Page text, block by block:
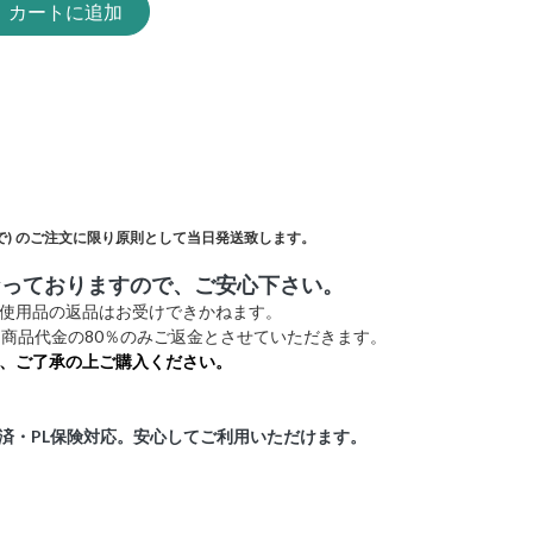
カートに追加
) のご注文に限り原則として当日発送致します。
ておりますので、ご安心下さい。
品の返品はお受けできかねます。
品代金の80％のみご返金とさせていただきます。
ご了承の上ご購入ください。
・PL保険対応。安心してご利用いただけます。